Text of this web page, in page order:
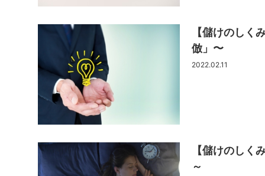
【儲けのし
倣」〜
2022.02.11
【儲けのし
～